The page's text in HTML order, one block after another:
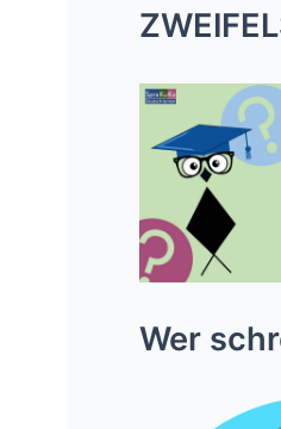
Wer